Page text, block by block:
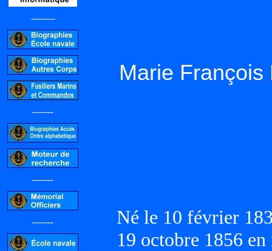
--------
-------
-------
-------
Marie
Né le 10 février
19 octobre 1856